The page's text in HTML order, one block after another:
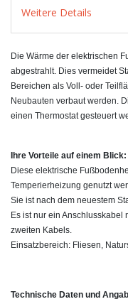
Weitere Details
Die Wärme der elektrischen
abgestrahlt. Dies vermeidet
Bereichen als Voll- oder
Neubauten verbaut werden.
einen Thermostat gesteuert
Ihre Vorteile auf einem Blick:
Diese elektrische
Temperierheizung genutzt
Sie ist nach dem neuestem
Es ist nur ein
zweiten Kabels.
Einsatzbereich: Fliesen,
Technische Daten und